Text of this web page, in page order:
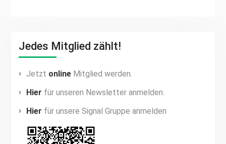
Jedes Mitglied zählt!
Jetzt onlineMitglied werden.
Hier für unseren Newsletter anmelden.
Hier für unsere Signal Gruppe anmelden